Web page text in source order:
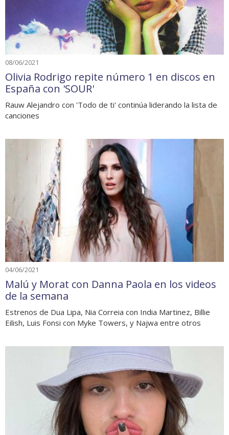
08/06/2021
Olivia Rodrigo repite número 1 en discos en
España con 'SOUR'
Rauw Alejandro con 'Todo de ti' continúa liderando la lista de
canciones
04/06/2021
Malú y Morat con Danna Paola en los videos
de la semana
Estrenos de Dua Lipa, Nia Correia con India Martinez, Billie
Eilish, Luis Fonsi con Myke Towers, y Najwa entre otros